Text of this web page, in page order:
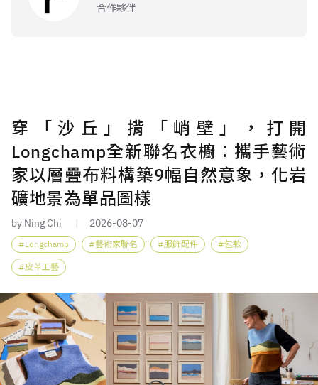
合作夥伴
穿「沙丘」揹「峭壁」，打開
Longchamp全新聯名衣櫥：攜手藝術
家以層疊布料構築9幅自然意象，化岩
礦地景為單品圖樣
by Ning Chi 2026-08-07
Longchamp 藝術家聯名 服飾配件 包款
皮革工藝